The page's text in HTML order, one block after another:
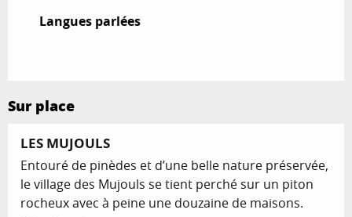
Langues parlées
Langues parlées
Sur place
LES MUJOULS
Entouré de pinèdes et d’une belle nature préservée,
le village des Mujouls se tient perché sur un piton
rocheux avec à peine une douzaine de maisons.